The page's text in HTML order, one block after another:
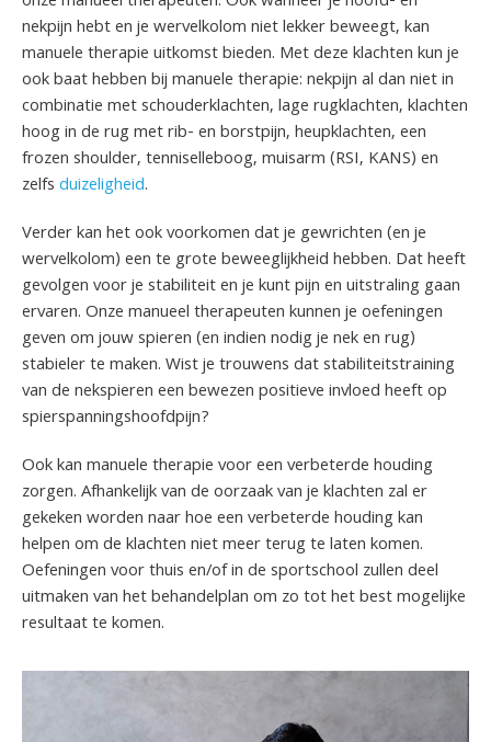
nekpijn hebt en je wervelkolom niet lekker beweegt, kan
manuele therapie uitkomst bieden. Met deze klachten kun je
ook baat hebben bij manuele therapie: nekpijn al dan niet in
combinatie met schouderklachten, lage rugklachten, klachten
hoog in de rug met rib- en borstpijn, heupklachten, een
frozen shoulder, tenniselleboog, muisarm (RSI, KANS) en
zelfsduizeligheid.
Verder kan het ook voorkomen dat je gewrichten (en je
wervelkolom) een te grote beweeglijkheid hebben. Dat heeft
gevolgen voor je stabiliteit en je kunt pijn en uitstraling gaan
ervaren. Onze manueel therapeuten kunnen je oefeningen
geven om jouw spieren (en indien nodig je nek en rug)
stabieler te maken. Wist je trouwens dat stabiliteitstraining
van de nekspieren een bewezen positieve invloed heeft op
spierspanningshoofdpijn?
Ook kan manuele therapie voor een verbeterde houding
zorgen. Afhankelijk van de oorzaak van je klachten zal er
gekeken worden naar hoe een verbeterde houding kan
helpen om de klachten niet meer terug te laten komen.
Oefeningen voor thuis en/of in de sportschool zullen deel
uitmaken van het behandelplan om zo tot het best mogelijke
resultaat te komen.